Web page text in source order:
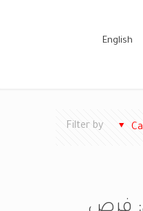
English
Filter by